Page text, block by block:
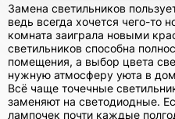
Замена светильников
ведь всегда хочется чего-то
комната заиграла новыми
светильников способна
помещения, а выбор цвета
нужную атмосферу уюта в
Всё чаще точечные
заменяют на светодиодные.
лампочек почти каждые